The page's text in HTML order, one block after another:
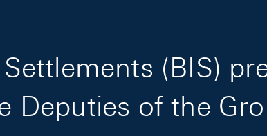
(BIS)
Deputies of the